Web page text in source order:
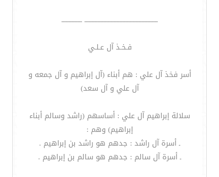
ــــــــــــــــــــــــــــــــــــــــــــــــــ ــــــــــــــ
فـخـذ آل عـلـي
أسر فخذ آل علي : هم أبناء (آل إبراهيم و آل جمعه و
آل علي و آل سعد)
سلالة إبراهيم آل علي : أساسهم (راشد وسالم أبناء
إبراهيم) وهم :
ـ أسرة آل راشد : جدهم هو راشد بن إبراهيم .
ـ أسرة آل سالم : جدهم هو سالم بن إبراهيم .